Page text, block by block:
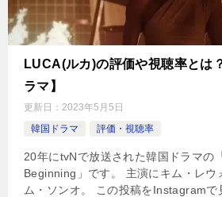
LUCA(ルカ)の評価や視聴率とは
ラマ】
更新日： 2023年5月5日
韓国ドラマ
評価・視聴率
20年にtvNで放送された韓国ドラマの
Beginning」です。 主演にキム・レウ
ム・ソンオ。 この投稿をInstagramで見る